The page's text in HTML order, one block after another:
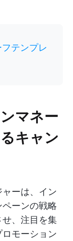
テンプレ
マネー
キャン
ーは、イン
ーンの戦略
、注目を集
モーション